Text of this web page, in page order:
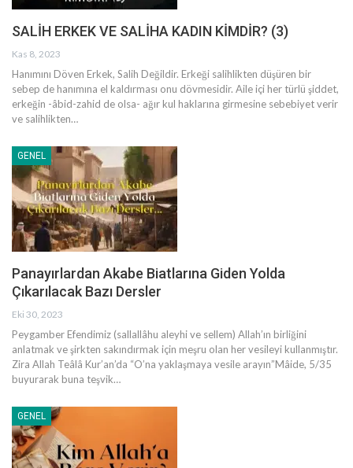
SALİH ERKEK VE SALİHA KADIN KİMDİR? (3)
Kas 8, 2023
Hanımını Döven Erkek, Salih Değildir. Erkeği salihlikten düşüren bir
sebep de hanımına el kaldırması onu dövmesidir. Aile içi her türlü şiddet,
erkeğin -âbid-zahid de olsa- ağır kul haklarına girmesine sebebiyet verir
ve salihlikten…
GENEL
Panayırlardan Akabe Biatlarına Giden Yolda
Çıkarılacak Bazı Dersler
Eki 30, 2023
Peygamber Efendimiz (sallallâhu aleyhi ve sellem) Allah’ın birliğini
anlatmak ve şirkten sakındırmak için meşru olan her vesileyi kullanmıştır.
Zira Allah Teâlâ Kur’an’da “O’na yaklaşmaya vesile arayın”Mâide, 5/35
buyurarak buna teşvik…
GENEL